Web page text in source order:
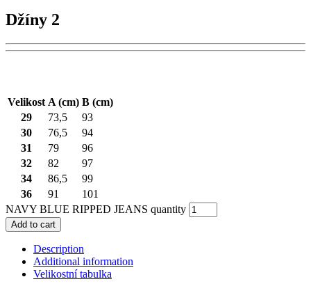
Džíny 2
Velikost A (cm) B (cm)
29
73,5
93
30
76,5
94
31
79
96
32
82
97
34
86,5
99
36
91
101
NAVY BLUE RIPPED JEANS quantity
Add to cart
Description
Additional information
Velikostní tabulka